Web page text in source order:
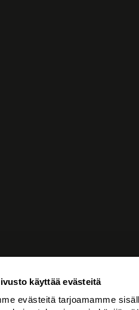
käyttää evästeitä
evästeitä tarjoamamme